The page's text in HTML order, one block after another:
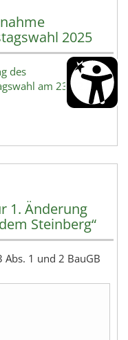
2025
des
am 23.02.2025
1. Änderung
Steinberg“
1 und 2 BauGB